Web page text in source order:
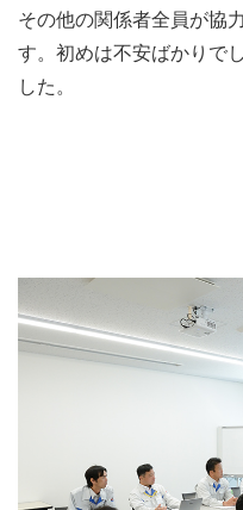
その他の関係者全員が協
す。初めは不安ばかりで
した。